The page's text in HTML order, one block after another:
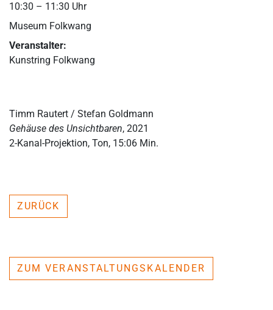
10:30 – 11:30 Uhr
Museum Folkwang
Veranstalter:
Kunstring Folkwang
Timm Rautert / Stefan Goldmann
Gehäuse des Unsichtbaren, 2021
2-Kanal-Projektion, Ton, 15:06 Min.
ZURÜCK
ZUM VERANSTALTUNGSKALENDER